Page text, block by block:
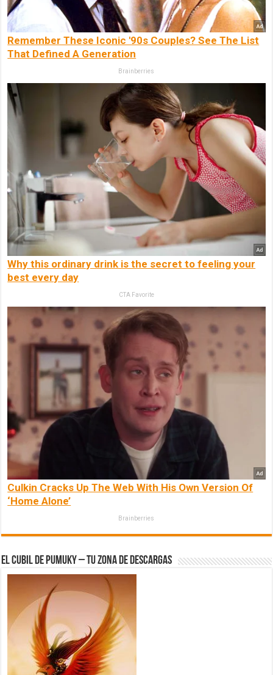
Remember These Iconic '90s Couples? See The List
That Defined A Generation
Brainberries
Why this ordinary drink is the secret to feeling your
best every day
CTA Favorite
Culkin Cracks Up The Web With His Own Version Of
‘Home Alone’
Brainberries
El Cubil de Pumuky – Tu zona de Descargas